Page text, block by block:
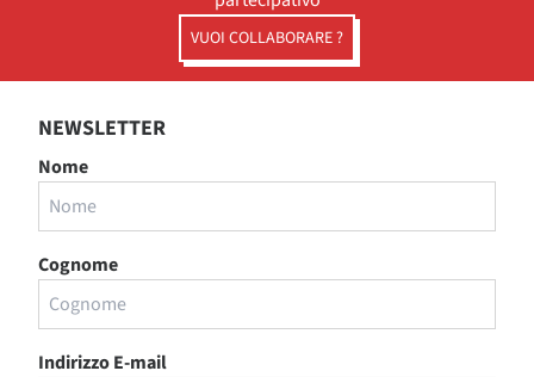
VUOI COLLABORARE ?
NEWSLETTER
Nome
Cognome
Indirizzo E-mail